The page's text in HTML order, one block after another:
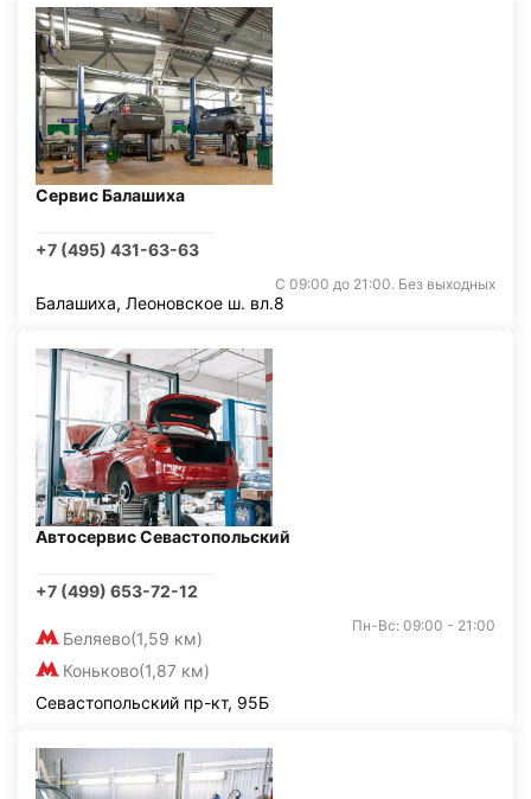
Сервис Балашиха
+7 (495) 431-63-63
С 09:00 до 21:00. Без выходных
Балашиха, Леоновское ш. вл.8
Автосервис Севастопольский
+7 (499) 653-72-12
Беляево(1,59 км)
Коньково(1,87 км)
Пн-Вс: 09:00 - 21:00
Севастопольский пр-кт, 95Б